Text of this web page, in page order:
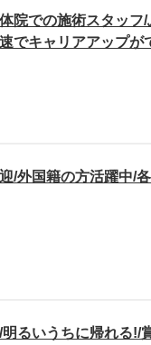
院での施術スタッ
でキャリアアップが
/外国籍の方活躍中/
るいうちに帰れる!/